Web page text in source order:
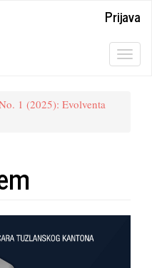
Prijava
1 (2025): Evolventa